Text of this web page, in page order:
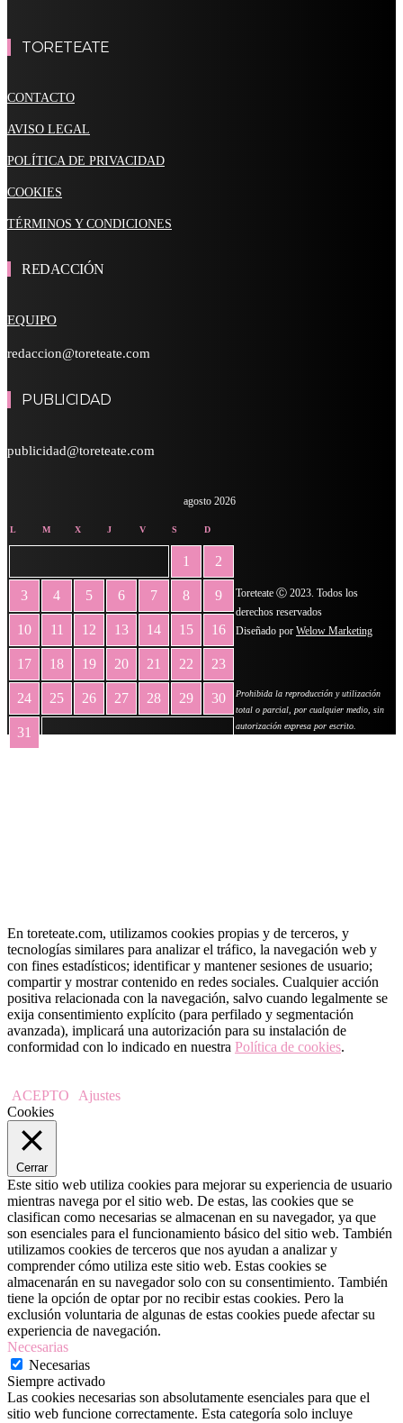
TORETEATE
CONTACTO
AVISO LEGAL
POLÍTICA DE PRIVACIDAD
COOKIES
TÉRMINOS Y CONDICIONES
REDACCIÓN
EQUIPO
redaccion@toreteate.com
PUBLICIDAD
publicidad@toreteate.com
agosto 2026
L M X J V S D
1 2
3 4 5 6 7 8 9
10 11 12 13 14 15 16
17 18 19 20 21 22 23
24 25 26 27 28 29 30
31
Toreteate Ⓒ 2023. Todos los
derechos reservados
Diseñado por Welow Marketing
Prohibida la reproducción y utilización
total o parcial, por cualquier medio, sin
autorización expresa por escrito.
En toreteate.com, utilizamos cookies propias y de terceros, y
tecnologías similares para analizar el tráfico, la navegación web y
con fines estadísticos; identificar y mantener sesiones de usuario;
compartir y mostrar contenido en redes sociales. Cualquier acción
positiva relacionada con la navegación, salvo cuando legalmente se
exija consentimiento explícito (para perfilado y segmentación
avanzada), implicará una autorización para su instalación de
conformidad con lo indicado en nuestra Política de cookies.
ACEPTO
Ajustes
Cookies
Cerrar
Este sitio web utiliza cookies para mejorar su experiencia de usuario
mientras navega por el sitio web. De estas, las cookies que se
clasifican como necesarias se almacenan en su navegador, ya que
son esenciales para el funcionamiento básico del sitio web. También
utilizamos cookies de terceros que nos ayudan a analizar y
comprender cómo utiliza este sitio web. Estas cookies se
almacenarán en su navegador solo con su consentimiento. También
tiene la opción de optar por no recibir estas cookies. Pero la
exclusión voluntaria de algunas de estas cookies puede afectar su
experiencia de navegación.
Necesarias
Necesarias
Siempre activado
Las cookies necesarias son absolutamente esenciales para que el
sitio web funcione correctamente. Esta categoría solo incluye